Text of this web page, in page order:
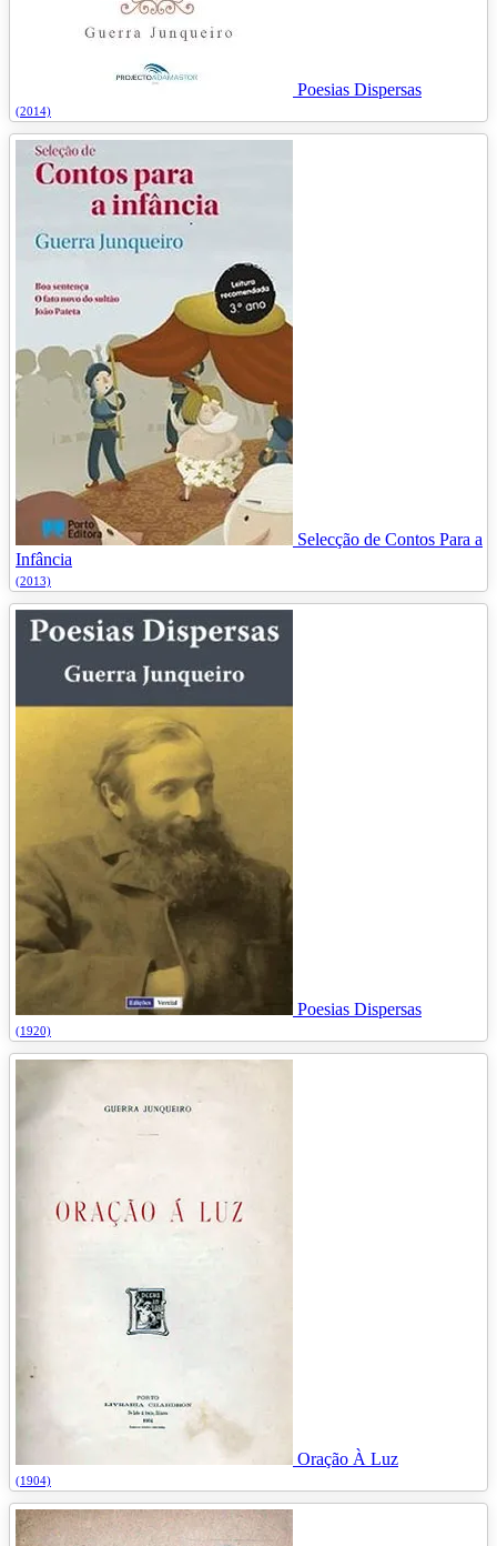
Poesias Dispersas
(2014)
Selecção de Contos Para a
Infância
(2013)
Poesias Dispersas
(1920)
Oração À Luz
(1904)